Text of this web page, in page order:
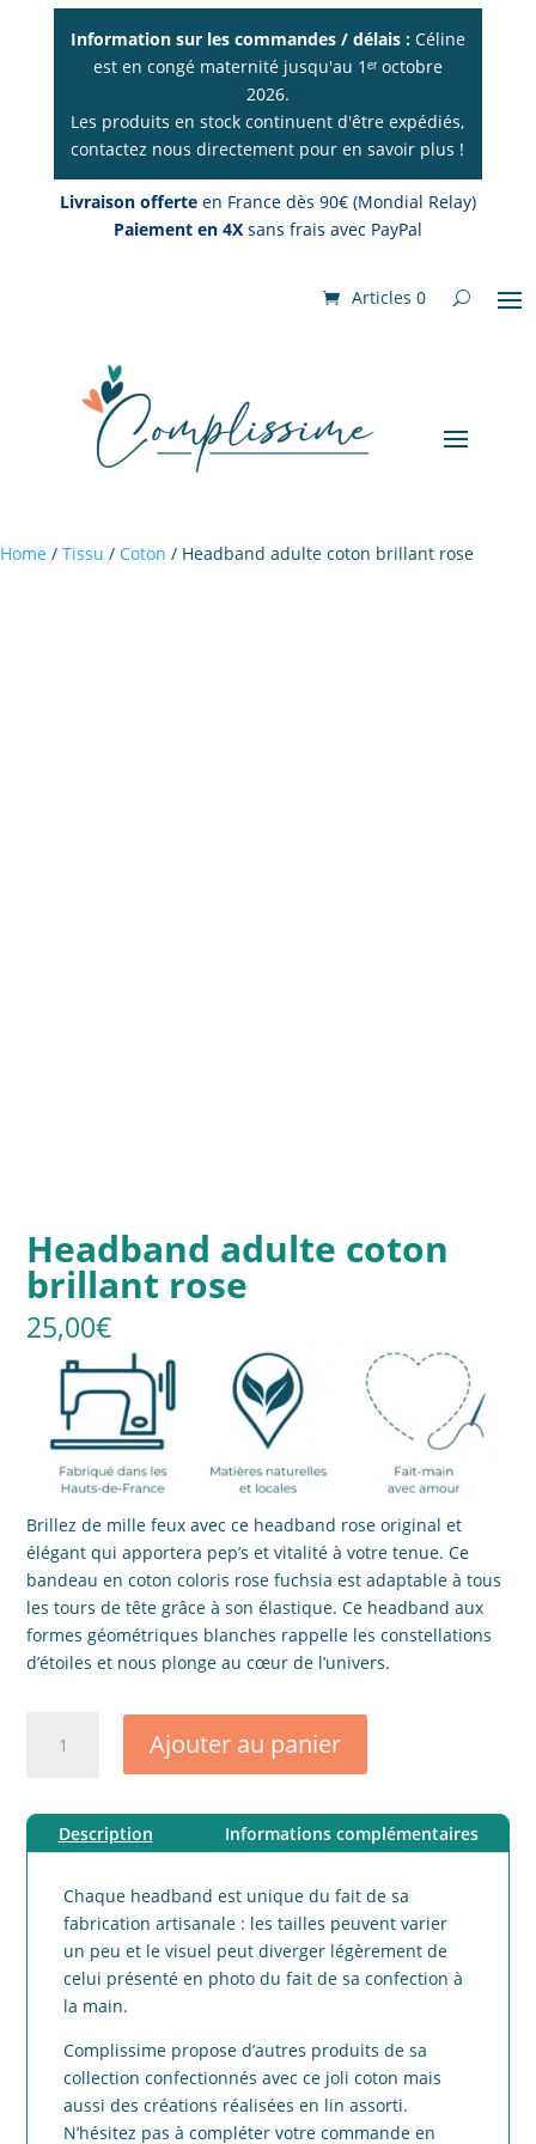
Information sur les commandes / délais : Céline
est en congé maternité jusqu'au 1ᵉʳ octobre
2026.
Les produits en stock continuent d'être expédiés,
contactez nous directement pour en savoir plus !
Livraison offerte en France dès 90€ (Mondial Relay)
Paiement en 4X sans frais avec PayPal
Articles 0
Home / Tissu / Coton / Headband adulte coton brillant rose
Headband adulte coton
brillant rose
25,00€
Brillez de mille feux avec ce headband rose original et
élégant qui apportera pep’s et vitalité à votre tenue. Ce
bandeau en coton coloris rose fuchsia est adaptable à tous
les tours de tête grâce à son élastique. Ce headband aux
formes géométriques blanches rappelle les constellations
d’étoiles et nous plonge au cœur de l’univers.
coton
Ajouter au panier
Description Informations complémentaires
Chaque headband est unique du fait de sa
fabrication artisanale : les tailles peuvent varier
un peu et le visuel peut diverger légèrement de
celui présenté en photo du fait de sa confection à
la main.
Complissime propose d’autres produits de sa
collection confectionnés avec ce joli coton mais
aussi des créations réalisées en lin assorti.
N’hésitez pas à compléter votre commande en